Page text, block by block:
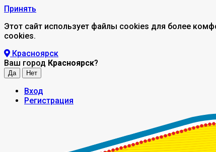
Принять
Этот сайт использует файлы cookies для более
cookies.
Красноярск
Ваш город Красноярск?
Вход
Регистрация